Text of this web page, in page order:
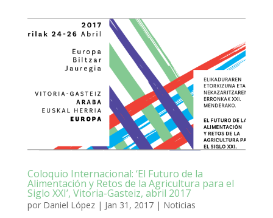
Coloquio Internacional: ‘El Futuro de la
Alimentación y Retos de la Agricultura para el
Siglo XXI’, Vitoria-Gasteiz, abril 2017
por Daniel López| Jan 31, 2017| Noticias